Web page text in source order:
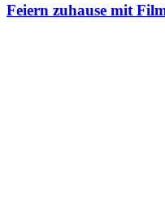
Feiern zuhause mit